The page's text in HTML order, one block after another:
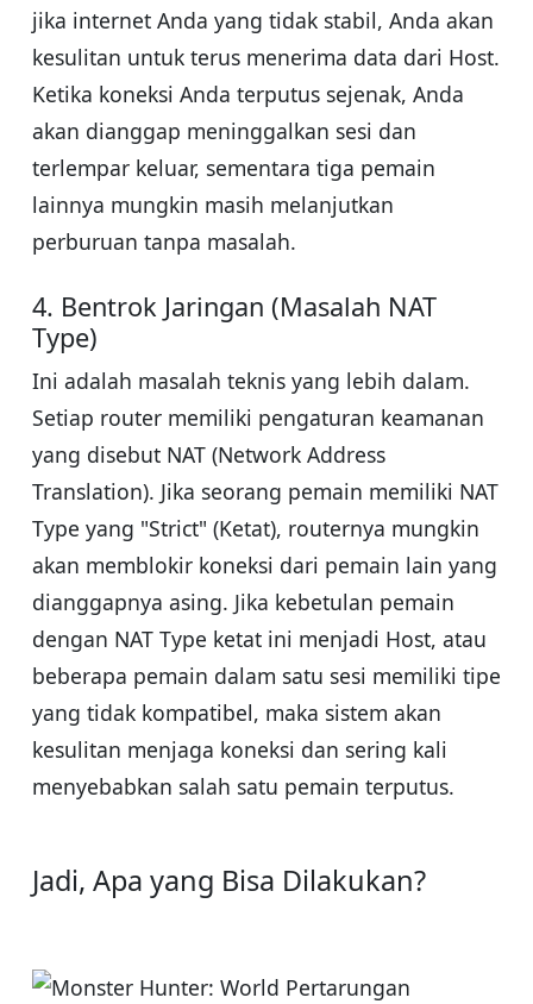
jika internet Anda yang tidak stabil, Anda akan
kesulitan untuk terus menerima data dari Host.
Ketika koneksi Anda terputus sejenak, Anda
akan dianggap meninggalkan sesi dan
terlempar keluar, sementara tiga pemain
lainnya mungkin masih melanjutkan
perburuan tanpa masalah.
4. Bentrok Jaringan (Masalah NAT
Type)
Ini adalah masalah teknis yang lebih dalam.
Setiap router memiliki pengaturan keamanan
yang disebut NAT (Network Address
Translation). Jika seorang pemain memiliki NAT
Type yang "Strict" (Ketat), routernya mungkin
akan memblokir koneksi dari pemain lain yang
dianggapnya asing. Jika kebetulan pemain
dengan NAT Type ketat ini menjadi Host, atau
beberapa pemain dalam satu sesi memiliki tipe
yang tidak kompatibel, maka sistem akan
kesulitan menjaga koneksi dan sering kali
menyebabkan salah satu pemain terputus.
Jadi, Apa yang Bisa Dilakukan?